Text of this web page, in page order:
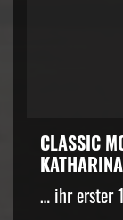
CLASSIC
… ihr erster